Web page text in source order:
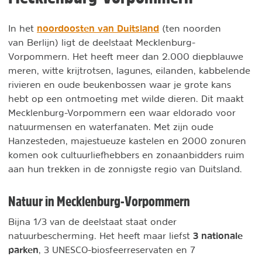
In het noordoosten van Duitsland (ten noorden
van Berlijn) ligt de deelstaat Mecklenburg-
Vorpommern. Het heeft meer dan 2.000 diepblauwe
meren, witte krijtrotsen, lagunes, eilanden, kabbelende
rivieren en oude beukenbossen waar je grote kans
hebt op een ontmoeting met wilde dieren. Dit maakt
Mecklenburg-Vorpommern een waar eldorado voor
natuurmensen en waterfanaten. Met zijn oude
Hanzesteden, majestueuze kastelen en 2000 zonuren
komen ook cultuurliefhebbers en zonaanbidders ruim
aan hun trekken in de zonnigste regio van Duitsland.
Natuur in Mecklenburg-Vorpommern
Bijna 1/3 van de deelstaat staat onder
natuurbescherming. Het heeft maar liefst 3 nationale
parken , 3 UNESCO-biosfeerreservaten en 7